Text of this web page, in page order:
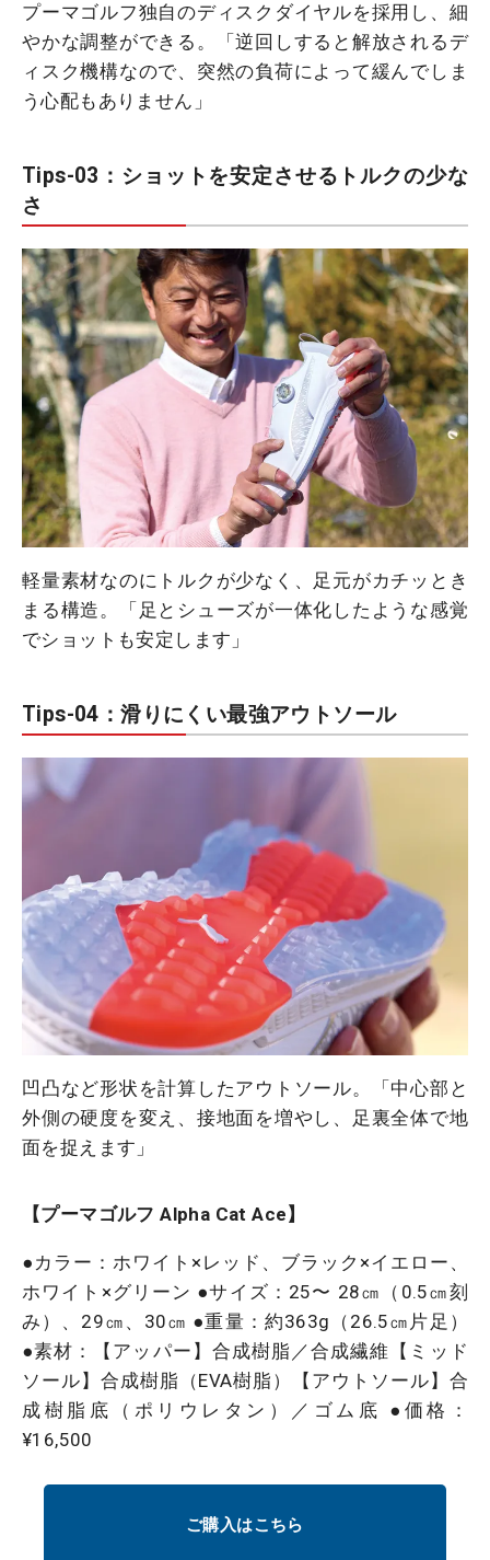
プーマゴルフ独自のディスクダイヤルを採用し、細
やかな調整ができる。「逆回しすると解放されるデ
ィスク機構なので、突然の負荷によって緩んでしま
う心配もありません」
Tips-03：ショットを安定させるトルクの少な
さ
軽量素材なのにトルクが少なく、足元がカチッとき
まる構造。「足とシューズが一体化したような感覚
でショットも安定します」
Tips-04：滑りにくい最強アウトソール
凹凸など形状を計算したアウトソール。「中心部と
外側の硬度を変え、接地面を増やし、足裏全体で地
面を捉えます」
【プーマゴルフ Alpha Cat Ace】
●カラー：ホワイト×レッド、ブラック×イエロー、
ホワイト×グリーン ●サイズ：25〜 28㎝（0.5㎝刻
み）、29㎝、30㎝ ●重量：約363g（26.5㎝片足）
●素材：【アッパー】合成樹脂／合成繊維【ミッド
ソール】合成樹脂（EVA樹脂）【アウトソール】合
成樹脂底（ポリウレタン）／ゴム底 ●価格：
¥16,500
ご購入はこちら